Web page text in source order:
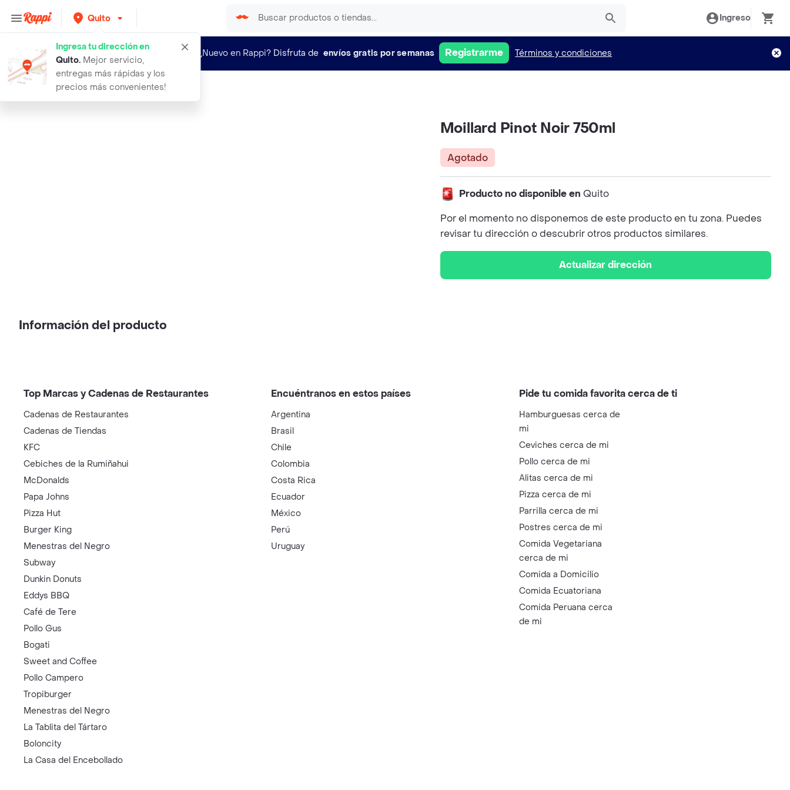
Quito
Ingresa tu dirección en
Quito. Mejor servicio,
entregas más rápidas y los
precios más convenientes!
Ingreso
¿Nuevo en Rappi? Disfruta de envíos gratis por semanas Registrarme Términos y condiciones
moillard pinot noir 750ml
Moillard Pinot Noir 750ml
Agotado
Producto no disponible en Quito
Por el momento no disponemos de este producto en tu zona. Puedes
revisar tu dirección o descubrir otros productos similares.
Actualizar dirección
Información del producto
Top Marcas y Cadenas de Restaurantes
Cadenas de Restaurantes
Cadenas de Tiendas
KFC
Cebiches de la Rumiñahui
McDonalds
Papa Johns
Pizza Hut
Burger King
Menestras del Negro
Subway
Dunkin Donuts
Eddys BBQ
Café de Tere
Pollo Gus
Bogati
Sweet and Coffee
Pollo Campero
Tropiburger
Menestras del Negro
La Tablita del Tártaro
Boloncity
La Casa del Encebollado
Encuéntranos en estos países
Argentina
Brasil
Chile
Colombia
Costa Rica
Ecuador
México
Perú
Uruguay
Pide tu comida favorita cerca de ti
Hamburguesas cerca de
mi
Ceviches cerca de mi
Pollo cerca de mi
Alitas cerca de mi
Pizza cerca de mi
Parrilla cerca de mi
Postres cerca de mi
Comida Vegetariana
cerca de mi
Comida a Domicilio
Comida Ecuatoriana
Comida Peruana cerca
de mi